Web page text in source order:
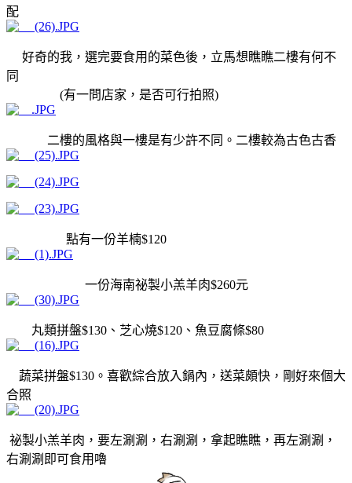
配
好奇的我，選完要食用的菜色後，立馬想瞧瞧二樓有何不
同
(有一問店家，是否可行拍照)
二樓的風格與一樓是有少許不同。二樓較為古色古香
點有一份羊楠$120
一份海南祕製小羔羊肉$260元
丸類拼盤$130、芝心燒$120、魚豆腐條$80
蔬菜拼盤$130。喜歡綜合放入鍋內，送菜頗快，剛好來個大
合照
祕製小羔羊肉，要左涮涮，右涮涮，拿起瞧瞧，再左涮涮，
右涮涮即可食用嚕